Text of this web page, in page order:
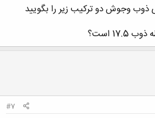
ذوب وجوش دو ترکیب زیر را بگویید
است؟
#7